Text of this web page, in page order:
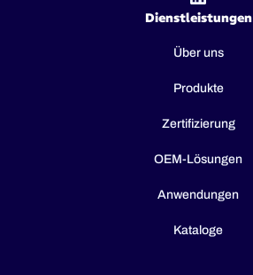
Dienstleistungen
Über uns
Produkte
Zertifizierung
OEM-Lösungen
Anwendungen
Kataloge